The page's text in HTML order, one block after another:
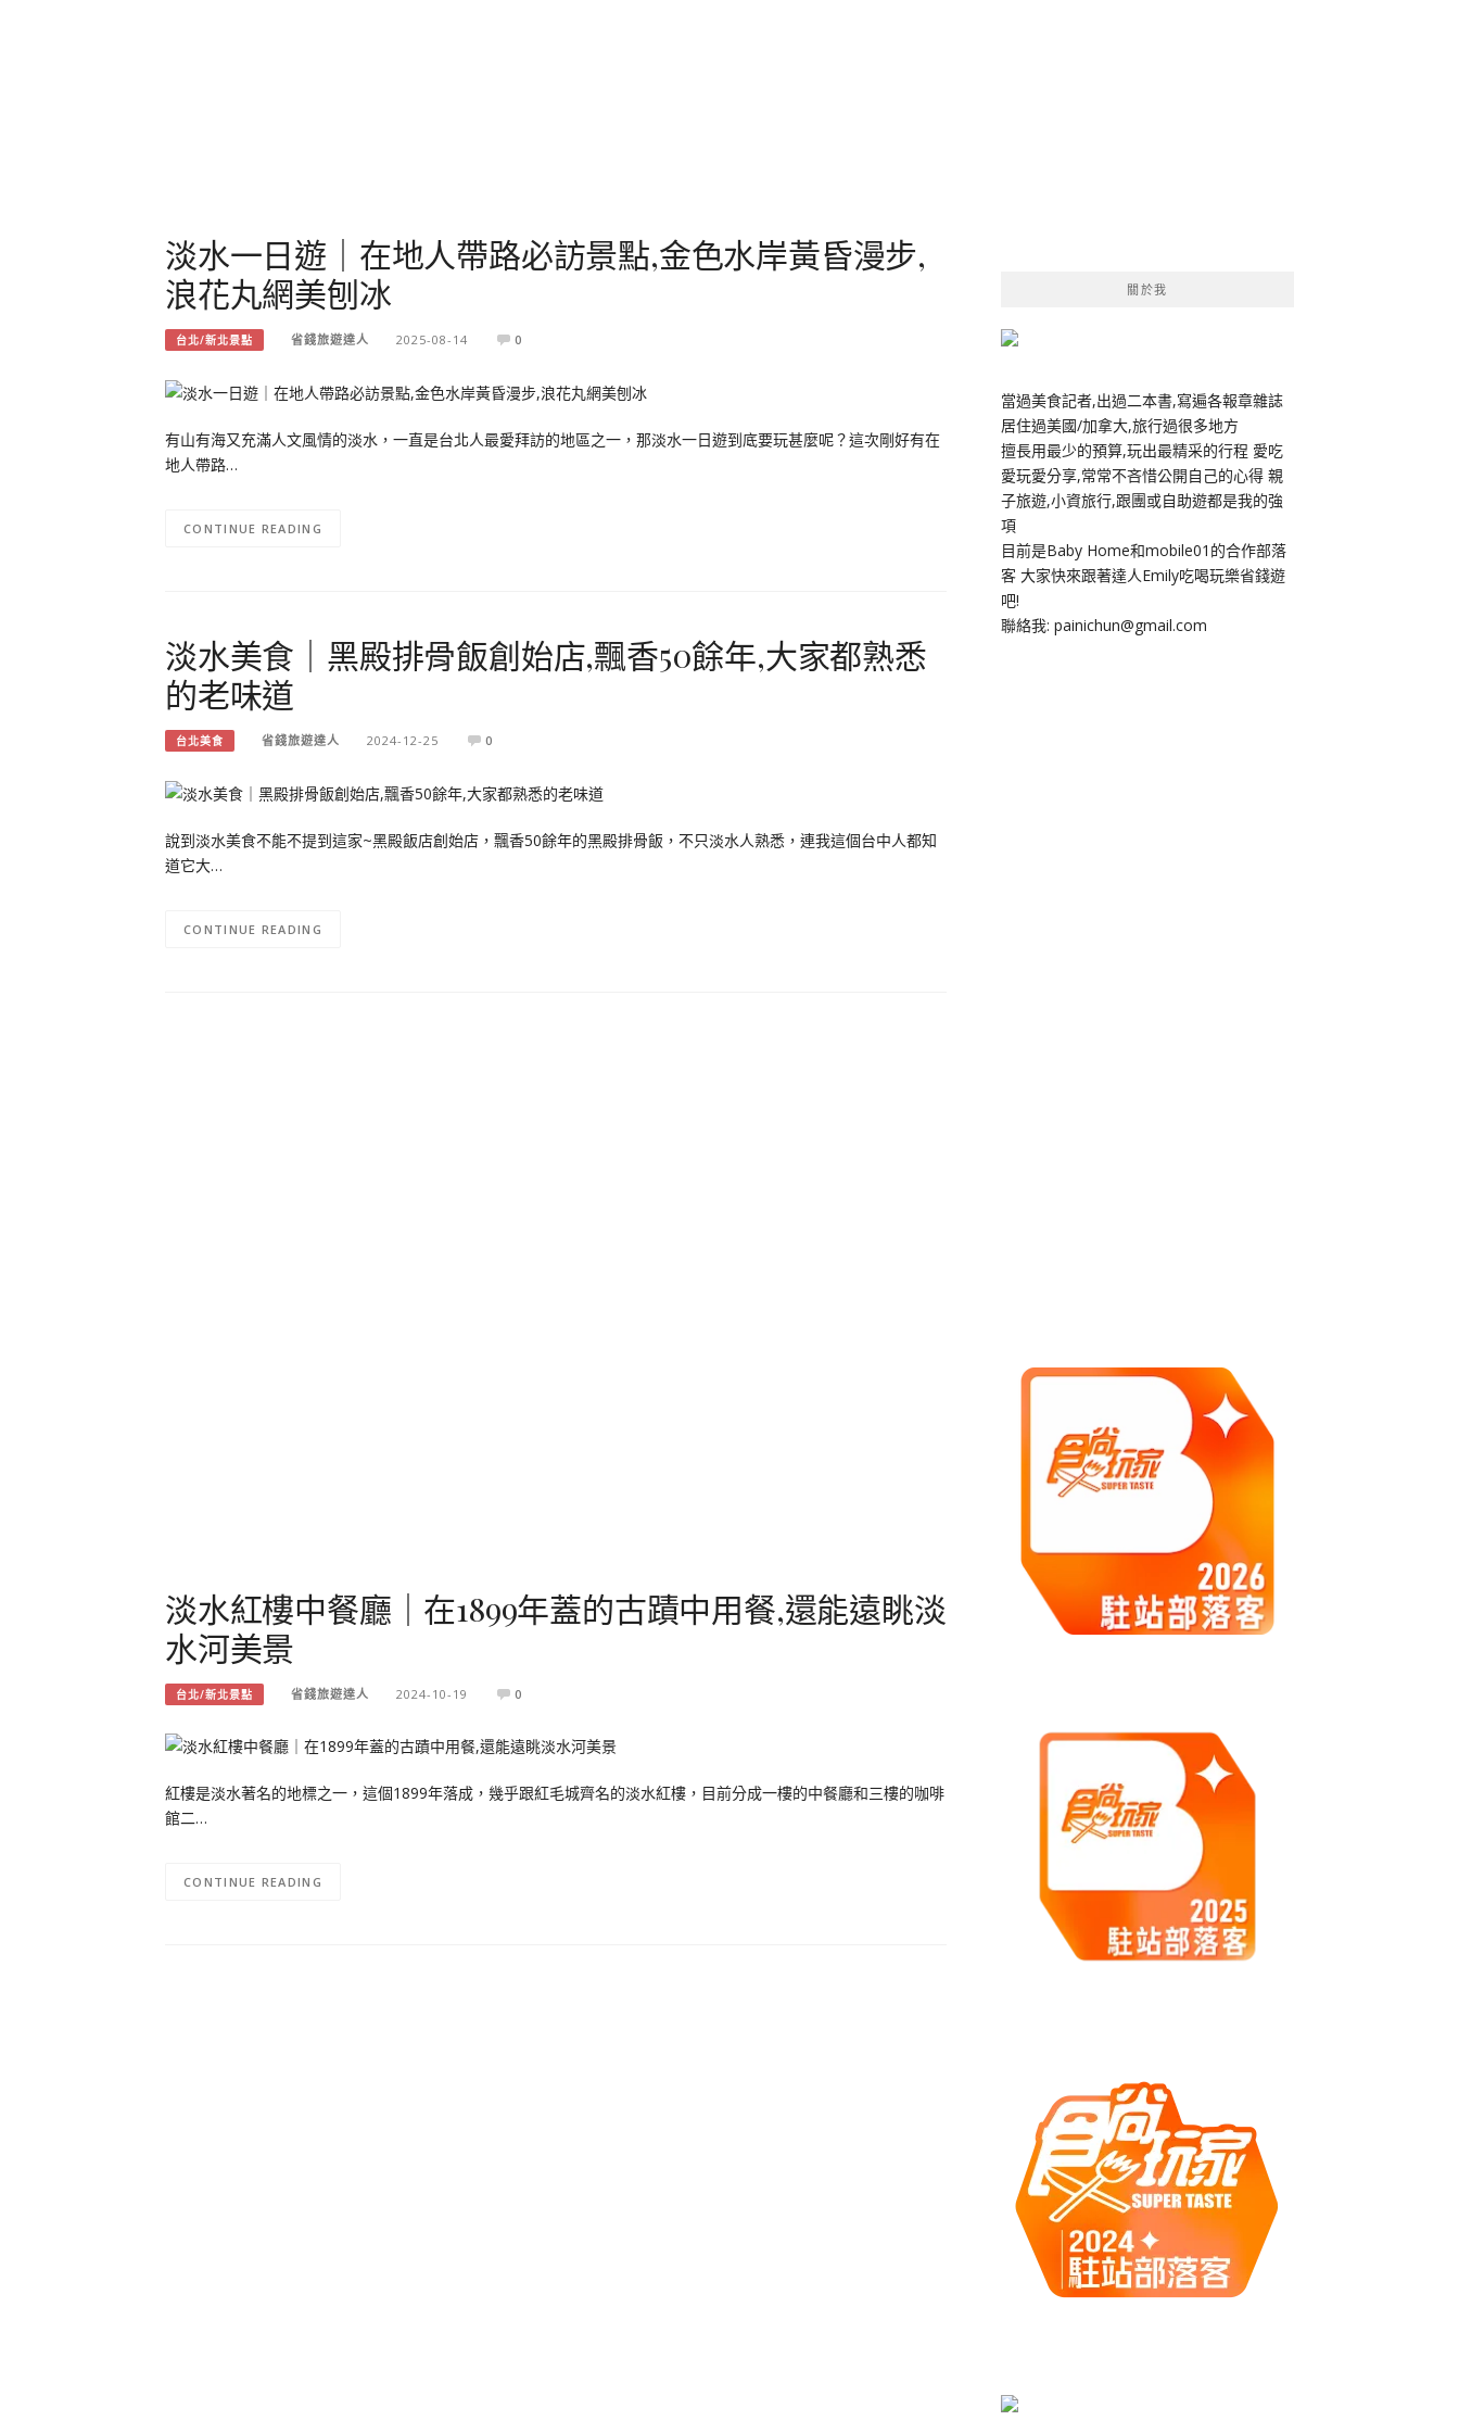
淡水一日遊｜在地人帶路必訪景點,金色水岸黃昏漫步,
浪花丸網美刨冰
台北/新北景點 省錢旅遊達人 2025-08-14 0
有山有海又充滿人文風情的淡水，一直是台北人最愛拜訪的地區之一，那淡水一日遊到底要玩甚麼呢？這次剛好有在
地人帶路…
CONTINUE READING
淡水美食｜黑殿排骨飯創始店,飄香50餘年,大家都熟悉
的老味道
台北美食 省錢旅遊達人 2024-12-25 0
說到淡水美食不能不提到這家~黑殿飯店創始店，飄香50餘年的黑殿排骨飯，不只淡水人熟悉，連我這個台中人都知
道它大…
CONTINUE READING
淡水紅樓中餐廳｜在1899年蓋的古蹟中用餐,還能遠眺淡
水河美景
台北/新北景點 省錢旅遊達人 2024-10-19 0
紅樓是淡水著名的地標之一，這個1899年落成，幾乎跟紅毛城齊名的淡水紅樓，目前分成一樓的中餐廳和三樓的咖啡
館二…
CONTINUE READING
關於我
當過美食記者,出過二本書,寫遍各報章雜誌
居住過美國/加拿大,旅行過很多地方
擅長用最少的預算,玩出最精采的行程 愛吃
愛玩愛分享,常常不吝惜公開自己的心得 親
子旅遊,小資旅行,跟團或自助遊都是我的強
項
目前是Baby Home和mobile01的合作部落
客 大家快來跟著達人Emily吃喝玩樂省錢遊
吧!
聯絡我: painichun@gmail.com